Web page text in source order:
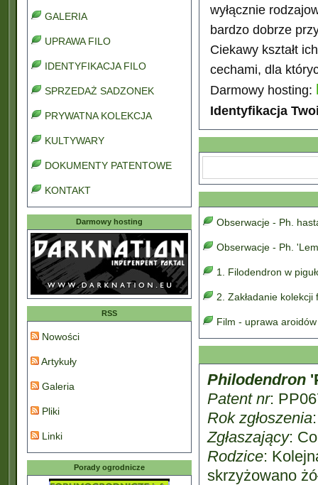
GALERIA
UPRAWA FILO
IDENTYFIKACJA FILO
SPRZEDAŻ SADZONEK
PRYWATNA KOLEKCJA
KULTYWARY
DOKUMENTY PATENTOWE
KONTAKT
Darmowy hosting
RSS
Nowości
Artykuły
Galeria
Pliki
Linki
Porady ogrodnicze
wyłącznie
bardzo dobrze
Ciekawy kształt
cechami, dla
Darmowy hosting:
Identyfikacja
Obserwacje - Ph.
Obserwacje - Ph.
1. Filodendron w
2. Zakładanie
Film - uprawa
Philodendron
Patent nr:
Rok zgłoszenia
Zgłaszający:
Rodzice:
skrzyżowano